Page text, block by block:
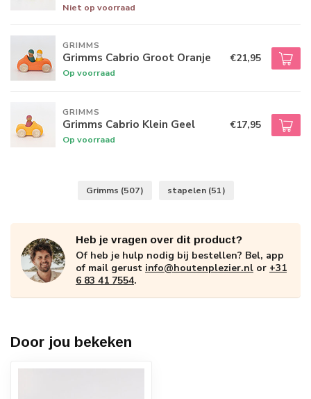
Niet op voorraad
GRIMMS
Grimms Cabrio Groot Oranje
Op voorraad
€21,95
GRIMMS
Grimms Cabrio Klein Geel
Op voorraad
€17,95
Grimms (507) stapelen (51)
Heb je vragen over dit product?
Of heb je hulp nodig bij bestellen? Bel, app
of mail gerust info@houtenplezier.nl or +31
6 83 41 7554.
Door jou bekeken